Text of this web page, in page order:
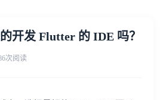
开发 Flutter 的 IDE 吗？
次阅读